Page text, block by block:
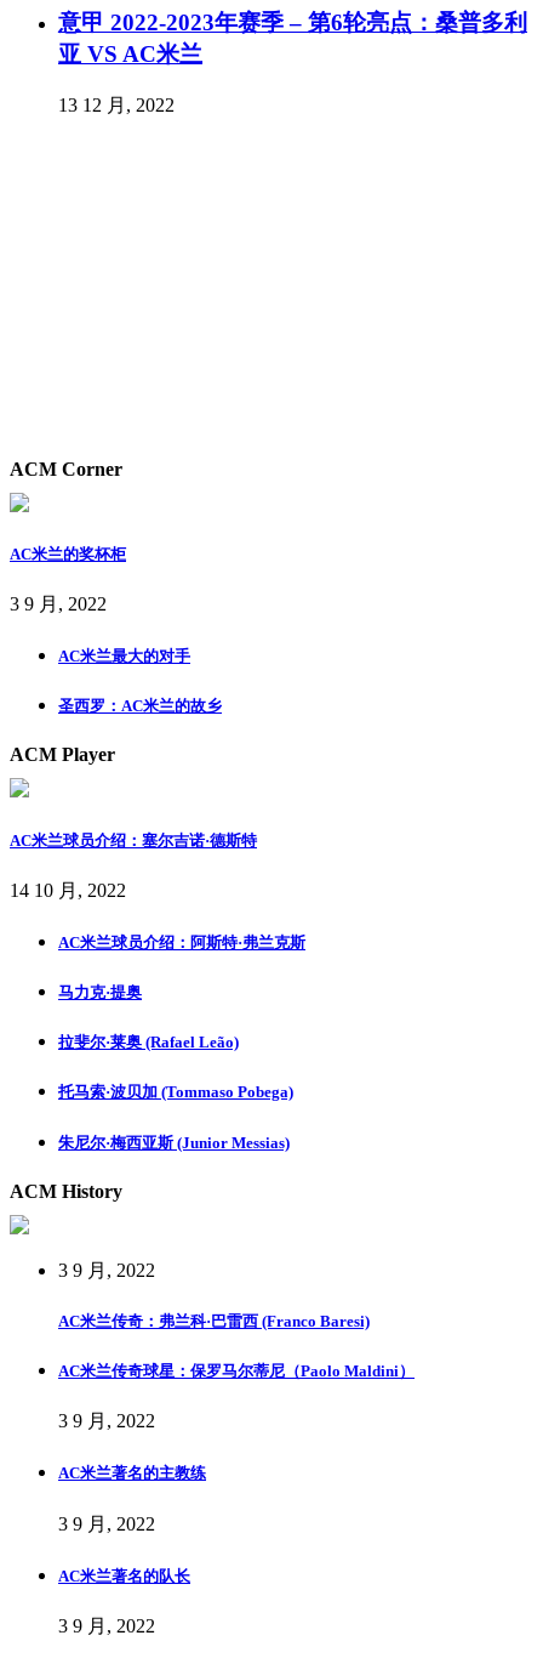
意甲 2022-2023年赛季 – 第6轮亮点：桑普多利
亚 VS AC米兰
13 12 月, 2022
ACM Corner
AC米兰的奖杯柜
3 9 月, 2022
AC米兰最大的对手
圣西罗：AC米兰的故乡
ACM Player
AC米兰球员介绍：塞尔吉诺·德斯特
14 10 月, 2022
AC米兰球员介绍：阿斯特·弗兰克斯
马力克·提奥
拉斐尔·莱奥 (Rafael Leão)
托马索·波贝加 (Tommaso Pobega)
朱尼尔·梅西亚斯 (Junior Messias)
ACM History
3 9 月, 2022
AC米兰传奇：弗兰科·巴雷西 (Franco Baresi)
AC米兰传奇球星：保罗马尔蒂尼（Paolo Maldini）
3 9 月, 2022
AC米兰著名的主教练
3 9 月, 2022
AC米兰著名的队长
3 9 月, 2022